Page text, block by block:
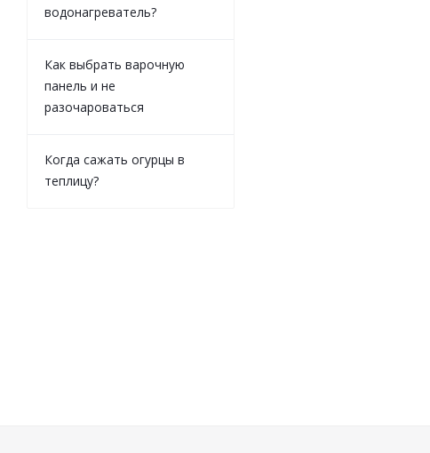
водонагреватель?
Как выбрать варочную
панель и не
разочароваться
Когда сажать огурцы в
теплицу?